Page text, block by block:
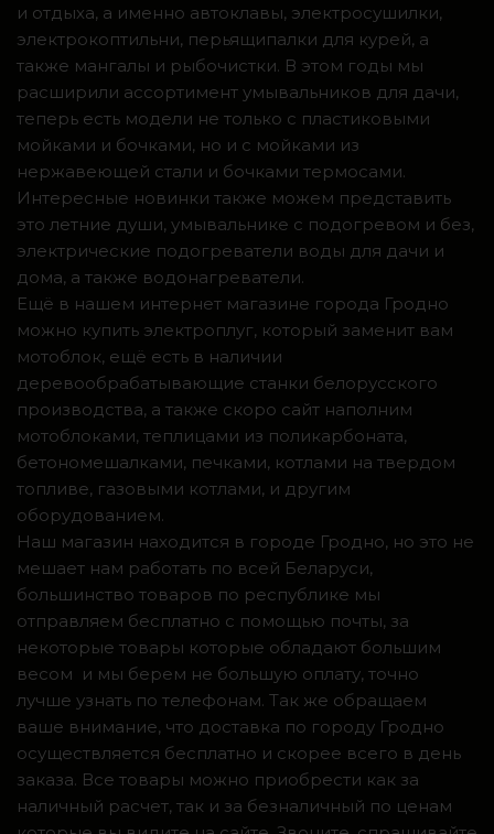
и отдыха, а именно автоклавы, электросушилки,
электрокоптильни, перьящипалки для курей, а
также мангалы и рыбочистки. В этом годы мы
расширили ассортимент умывальников для дачи,
теперь есть модели не только с пластиковыми
мойками и бочками, но и с мойками из
нержавеющей стали и бочками термосами.
Интересные новинки также можем представить
это летние души, умывальнике с подогревом и без,
электрические подогреватели воды для дачи и
дома, а также водонагреватели.
Ещё в нашем интернет магазине города Гродно
можно купить электроплуг, который заменит вам
мотоблок, ещё есть в наличии
деревообрабатывающие станки белорусского
производства, а также скоро сайт наполним
мотоблоками, теплицами из поликарбоната,
бетономешалками, печками, котлами на твердом
топливе, газовыми котлами, и другим
оборудованием.
Наш магазин находится в городе Гродно, но это не
мешает нам работать по всей Беларуси,
большинство товаров по республике мы
отправляем бесплатно с помощью почты, за
некоторые товары которые обладают большим
весом и мы берем не большую оплату, точно
лучше узнать по телефонам. Так же обращаем
ваше внимание, что доставка по городу Гродно
осуществляется бесплатно и скорее всего в день
заказа. Все товары можно приобрести как за
наличный расчет, так и за безналичный по ценам